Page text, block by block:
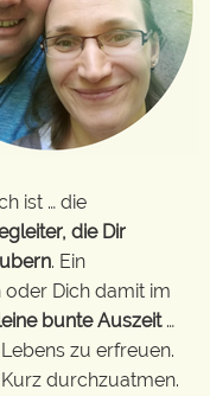
ist … die
die Dir
. Ein
Dich damit im
bunte Auszeit…
zu erfreuen.
durchzuatmen.